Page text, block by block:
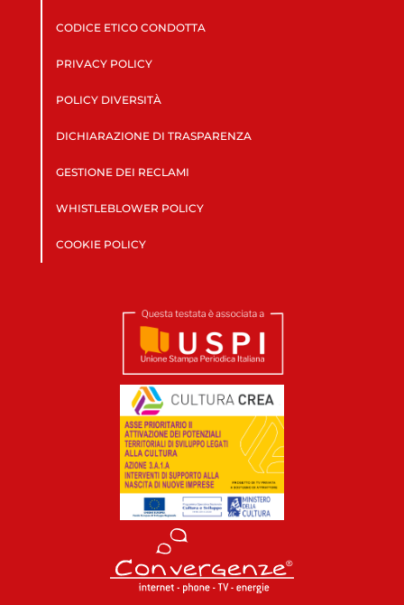
CODICE ETICO CONDOTTA
PRIVACY POLICY
POLICY DIVERSITÀ
DICHIARAZIONE DI TRASPARENZA
GESTIONE DEI RECLAMI
WHISTLEBLOWER POLICY
COOKIE POLICY